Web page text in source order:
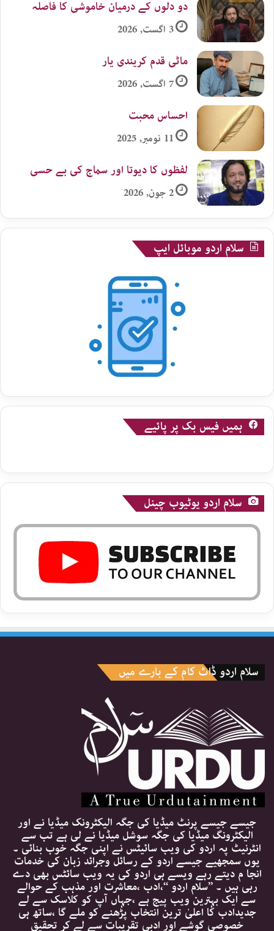
دو دلوں کے درمیان خاموشی کا فاصلہ
3 اگست, 2026
ماٹی قدم کریندی یار
7 اگست, 2026
احساس محبت
11 نومبر, 2025
لفظوں کا دیوتا اور سماج کی بے حسی
2 جون, 2026
سلام اردو موبائل ایپ
ہمیں فیس بک پر پائیے
سلام اردو یوٹیوب چینل
سلام اردو ڈاٹ کام کے بارے میں
جیسے جیسے پرنٹ میڈیا کی جگہ الیکٹرونک میڈیا نے اور
الیکٹرونگ میڈیا کی جگہ سوشل میڈیا نے لی ہے تب سے
انٹرنیٹ پہ اردو کی ویب سائیٹس نے اپنی جگہ خوب بنائی ۔
یوں سمجھیے جیسے اردو کے رسائل وجرائد زبان کی خدمات
انجا م دیتے رہے ویسے ہی اردو کی یہ ویب سائٹس بھی دے
رہی ہیں ۔ ’’سلام اردو ‘‘،ادب ،معاشرت اور مذہب کے حوالے
سے ایک بہترین ویب پیج ہے ،جہاں آپ کو کلاسک سے لے
جدیدادب کا اعلیٰ ترین انتخاب پڑھنے کو ملے گا ،ساتھ ہی
خصوصی گوشے اور ادبی تقریبات سے لے کر تحقیق